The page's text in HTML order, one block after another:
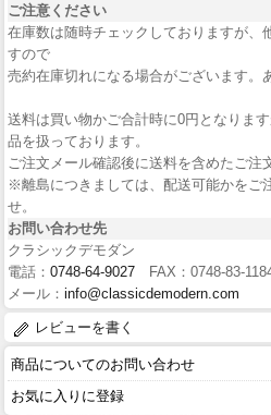
ご注意ください
在庫数は随時チェックしておりますが、
すので
売約在庫切れになる場合がございます。
送料は買い物かご合計時に0円となりま
品を扱っております。
ご注文メール確認後に送料を含めたご注
※離島につきましては、配送可能かをご
せ。
お問い合わせ先
クラシックデモダン
電話： 0748-64-9027 FAX：0748-83-
メール： info@classicdemodern.com
レビューを書く
商品についてのお問い合わせ
お気に入りに登録